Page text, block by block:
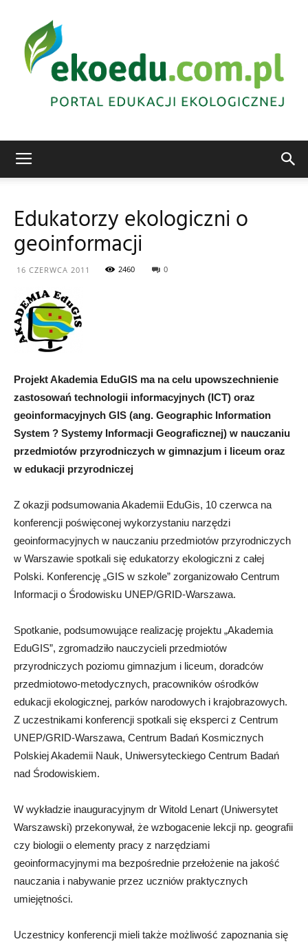
ekologiczna
Edukatorzy ekologiczni o
geoinformacji
16 CZERWCA 2011 2460 0
Projekt Akademia EduGIS ma na celu upowszechnienie
zastosowań technologii informacyjnych (ICT) oraz
geoinformacyjnych GIS (ang. Geographic Information
System ? Systemy Informacji Geograficznej) w nauczaniu
przedmiotów przyrodniczych w gimnazjum i liceum oraz
w edukacji przyrodniczej
Z okazji podsumowania Akademii EduGis, 10 czerwca na
konferencji poświęconej wykorzystaniu narzędzi
geoinformacyjnych w nauczaniu przedmiotów przyrodniczych
w Warszawie spotkali się edukatorzy ekologiczni z całej
Polski. Konferencję „GIS w szkole” zorganizowało Centrum
Informacji o Środowisku UNEP/GRID-Warszawa.
Spotkanie, podsumowujące realizację projektu „Akademia
EduGIS”, zgromadziło nauczycieli przedmiotów
przyrodniczych poziomu gimnazjum i liceum, doradców
przedmiotowo-metodycznych, pracowników ośrodków
edukacji ekologicznej, parków narodowych i krajobrazowych.
Z uczestnikami konferencji spotkali się eksperci z Centrum
UNEP/GRID-Warszawa, Centrum Badań Kosmicznych
Polskiej Akademii Nauk, Uniwersyteckiego Centrum Badań
nad Środowiskiem.
W wykładzie inauguracyjnym dr Witold Lenart (Uniwersytet
Warszawski) przekonywał, że wzbogacenie lekcji np. geografii
czy biologii o elementy pracy z narzędziami
geoinformacyjnymi ma bezpośrednie przełożenie na jakość
nauczania i nabywanie przez uczniów praktycznych
umiejętności.
Uczestnicy konferencji mieli także możliwość zapoznania się